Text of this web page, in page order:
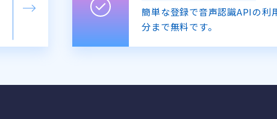
簡単な登録で音声認識APIの利
分まで無料です。